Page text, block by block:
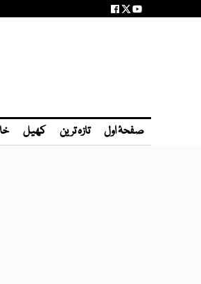
صفحۂ اول تازہ ترین کھیل